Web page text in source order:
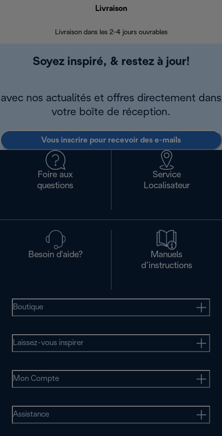
Livraison
Livraison dans les 2-4 jours ouvrables
Soyez inspiré, & restez à jour!
avec nos actualités et offres directement dans
votre boîte de réception.
Vous inscrire pour recevoir des e-mails
Foire aux
questions
Service
Localisateur
Besoin d'aide?
Manuels
d’instructions
Boutique
Laissez-vous inspirer
Mon Compte
Assistance